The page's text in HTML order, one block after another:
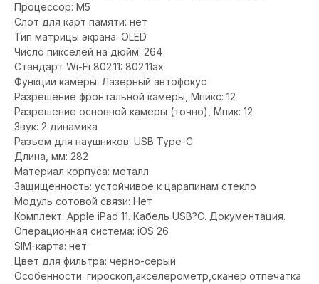
Процессор: M5
Слот для карт памяти: нет
Тип матрицы экрана: OLED
Число пикселей на дюйм: 264
Стандарт Wi-Fi 802.11: 802.11ax
Функции камеры: Лазерный автофокус
Разрешение фронтальной камеры, Мпикс: 12
Разрешение основной камеры (точно), Мпик: 12
Звук: 2 динамика
Разъем для наушников: USB Type-C
Длина, мм: 282
Материал корпуса: металл
Защищенность: устойчивое к царапинам стекло
Модуль сотовой связи: Нет
Комплект: Apple iPad 11. Кабель USB?С. Документация.
Операционная система: iOS 26
SIM-карта: нет
Цвет для фильтра: черно-серый
Особенности: гироскоп,акселерометр,cканер отпечатка